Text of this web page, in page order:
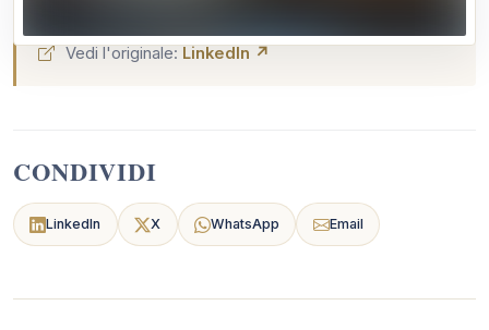
Vedi l'originale: LinkedIn ↗
CONDIVIDI
LinkedIn X WhatsApp Email